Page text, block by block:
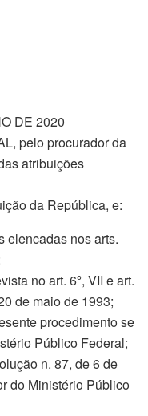
DE 2020
pelo procurador da
atribuições
da República, e:
elencadas nos arts.
no art. 6º, VII e art.
de maio de 1993;
procedimento se
Público Federal;
n. 87, de 6 de
do Ministério Público